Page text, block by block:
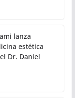
lanza
estética
Dr. Daniel